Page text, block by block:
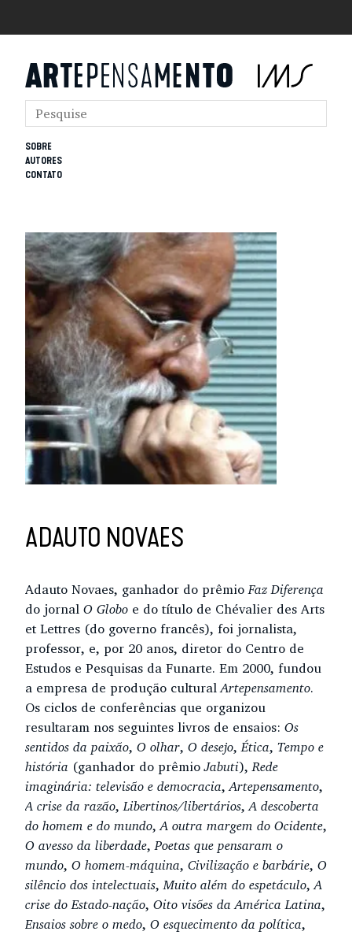
SOBRE
AUTORES
CONTATO
ADAUTO NOVAES
Adauto Novaes, ganhador do prêmioFaz Diferença
do jornal O Globo e do título de Chévalier des Arts
et Lettres (do governo francês), foi jornalista,
professor, e, por 20 anos, diretor do Centro de
Estudos e Pesquisas da Funarte. Em 2000, fundou
a empresa de produção culturalArtepensamento.
Os ciclos de conferências que organizou
resultaram nos seguintes livros de ensaios: Os
sentidos da paixão, O olhar, O desejo,Ética, Tempo e
história (ganhador do prêmio Jabuti),Rede
imaginária: televisão e democracia,Artepensamento,
A crise da razão,Libertinos/libertários,A descoberta
do homem e do mundo,A outra margem do Ocidente,
O avesso da liberdade,Poetas que pensaram o
mundo, O homem-máquina, Civilização e barbárie, O
silêncio dos intelectuais,Muito além do espetáculo,A
crise do Estado-nação, Oito visões da América Latina,
Ensaios sobre o medo, O esquecimento da política,